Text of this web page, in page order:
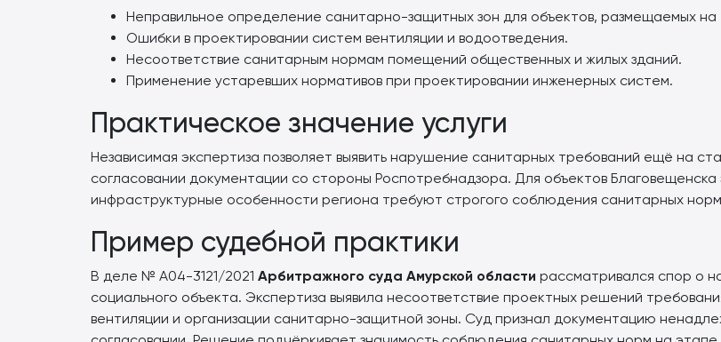
Неправильное определение санитарно-защитных зон для объектов, размещаемых
Ошибки в проектировании систем вентиляции и водоотведения.
Несоответствие санитарным нормам помещений общественных и жилых зданий.
Применение устаревших нормативов при проектировании инженерных систем.
Практическое значение услуги
Независимая экспертиза позволяет выявить нарушение санитарных требований ещё на
согласовании документации со стороны Роспотребнадзора. Для объектов
инфраструктурные особенности региона требуют строгого соблюдения санитарных
Пример судебной практики
В деле № А04-3121/2021 Арбитражного суда Амурской области рассматривался спор о
социального объекта. Экспертиза выявила несоответствие проектных решений
вентиляции и организации санитарно-защитной зоны. Суд признал документацию